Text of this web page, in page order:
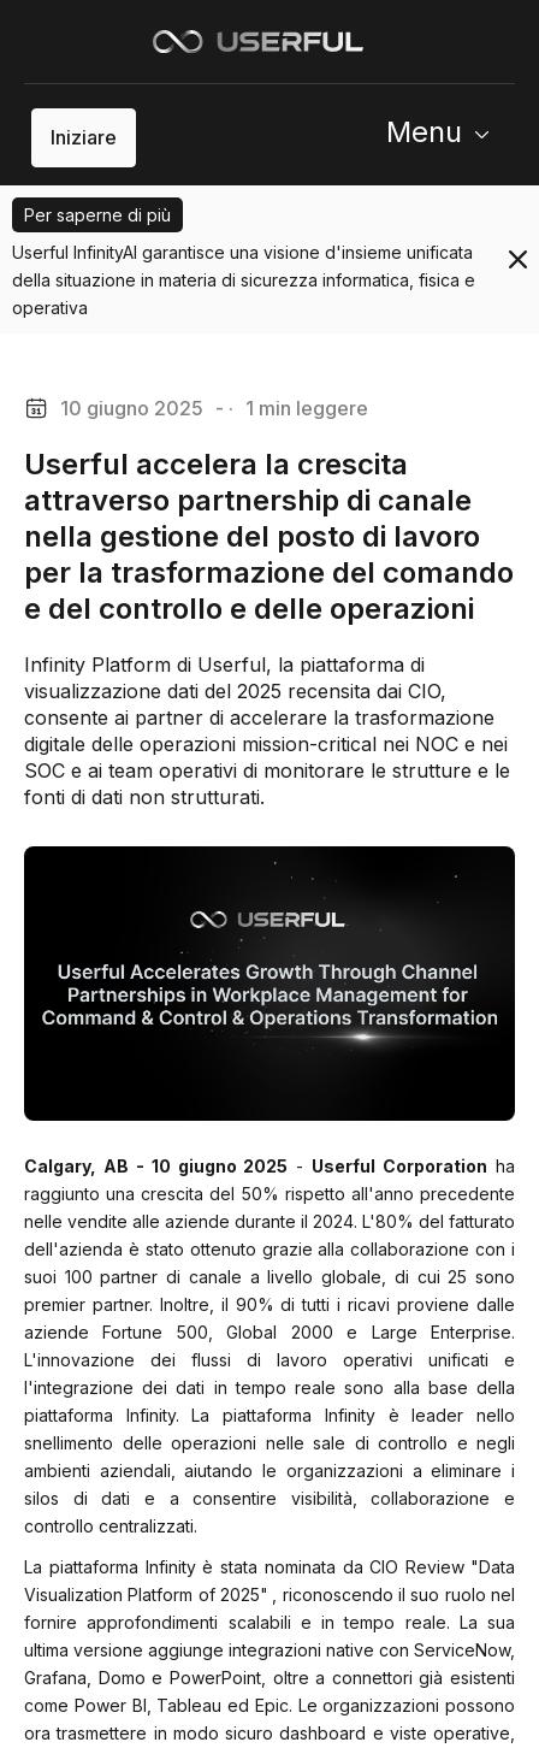
Iniziare Menu
Per saperne di più
Userful InfinityAI garantisce una visione d'insieme unificata
della situazione in materia di sicurezza informatica, fisica e
operativa
10 giugno 2025 - · 1 min leggere
Userful accelera la crescita
attraverso partnership di canale
nella gestione del posto di lavoro
per la trasformazione del comando
e del controllo e delle operazioni
Infinity Platform di Userful, la piattaforma di
visualizzazione dati del 2025 recensita dai CIO,
consente ai partner di accelerare la trasformazione
digitale delle operazioni mission-critical nei NOC e nei
SOC e ai team operativi di monitorare le strutture e le
fonti di dati non strutturati.
Calgary, AB - 10 giugno 2025 - Userful Corporation ha
raggiunto una crescita del 50% rispetto all'anno precedente
nelle vendite alle aziende durante il 2024. L'80% del fatturato
dell'azienda è stato ottenuto grazie alla collaborazione con i
suoi 100 partner di canale a livello globale, di cui 25 sono
premier partner. Inoltre, il 90% di tutti i ricavi proviene dalle
aziende Fortune 500, Global 2000 e Large Enterprise.
L'innovazione dei flussi di lavoro operativi unificati e
l'integrazione dei dati in tempo reale sono alla base della
piattaforma Infinity. La piattaforma Infinity è leader nello
snellimento delle operazioni nelle sale di controllo e negli
ambienti aziendali, aiutando le organizzazioni a eliminare i
silos di dati e a consentire visibilità, collaborazione e
controllo centralizzati.
La piattaforma Infinity è stata nominata da CIO Review "Data
Visualization Platform of 2025"
, riconoscendo il suo ruolo nel
fornire approfondimenti scalabili e in tempo reale. La sua
ultima versione aggiunge integrazioni native con ServiceNow,
Grafana, Domo e PowerPoint, oltre a connettori già esistenti
come Power BI, Tableau ed Epic. Le organizzazioni possono
ora trasmettere in modo sicuro dashboard e viste operative,